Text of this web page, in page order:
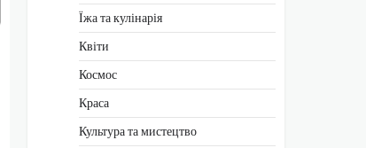
Їжа та кулінарія
Квіти
Космос
Краса
Культура та мистецтво